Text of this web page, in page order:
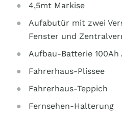
4,5mt Markise
Aufabutür mit zwei
Fenster und
Aufbau-Batterie 100Ah
Fahrerhaus-Plissee
Fahrerhaus-Teppich
Fernsehen-Halterung